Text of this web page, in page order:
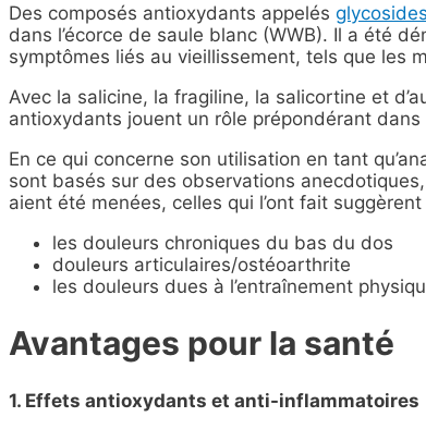
Des composés antioxydants appelés
dans l’écorce de saule blanc (WWB). Il a été
symptômes liés au vieillissement, tels que les
Avec la salicine, la fragiline, la salicortine et
antioxydants jouent un rôle prépondérant
En ce qui concerne son utilisation en tant
sont basés sur des observations
aient été menées, celles qui l’ont fait
les douleurs chroniques du bas du dos
douleurs articulaires/ostéoarthrite
les douleurs dues à l’entraînement
Avantages pour la santé
1. Effets antioxydants et anti-inflammatoires